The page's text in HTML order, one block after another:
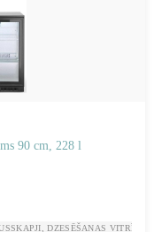
90 cm, 228 l
DZESĒŠANAS VITRĪNAS